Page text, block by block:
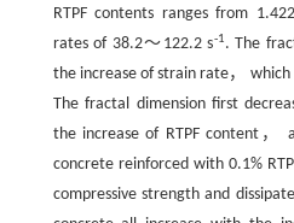
RTPF contents ranges from
rates of 38.2～122.2 s-1. The
the increase of strain rate，
The fractal dimension first
the increase of RTPF content，
concrete reinforced with 0.1%
compressive strength and